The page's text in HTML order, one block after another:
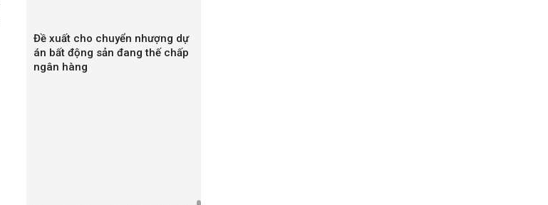
Đề xuất cho chuyển nhượng dự
án bất động sản đang thế chấp
ngân hàng